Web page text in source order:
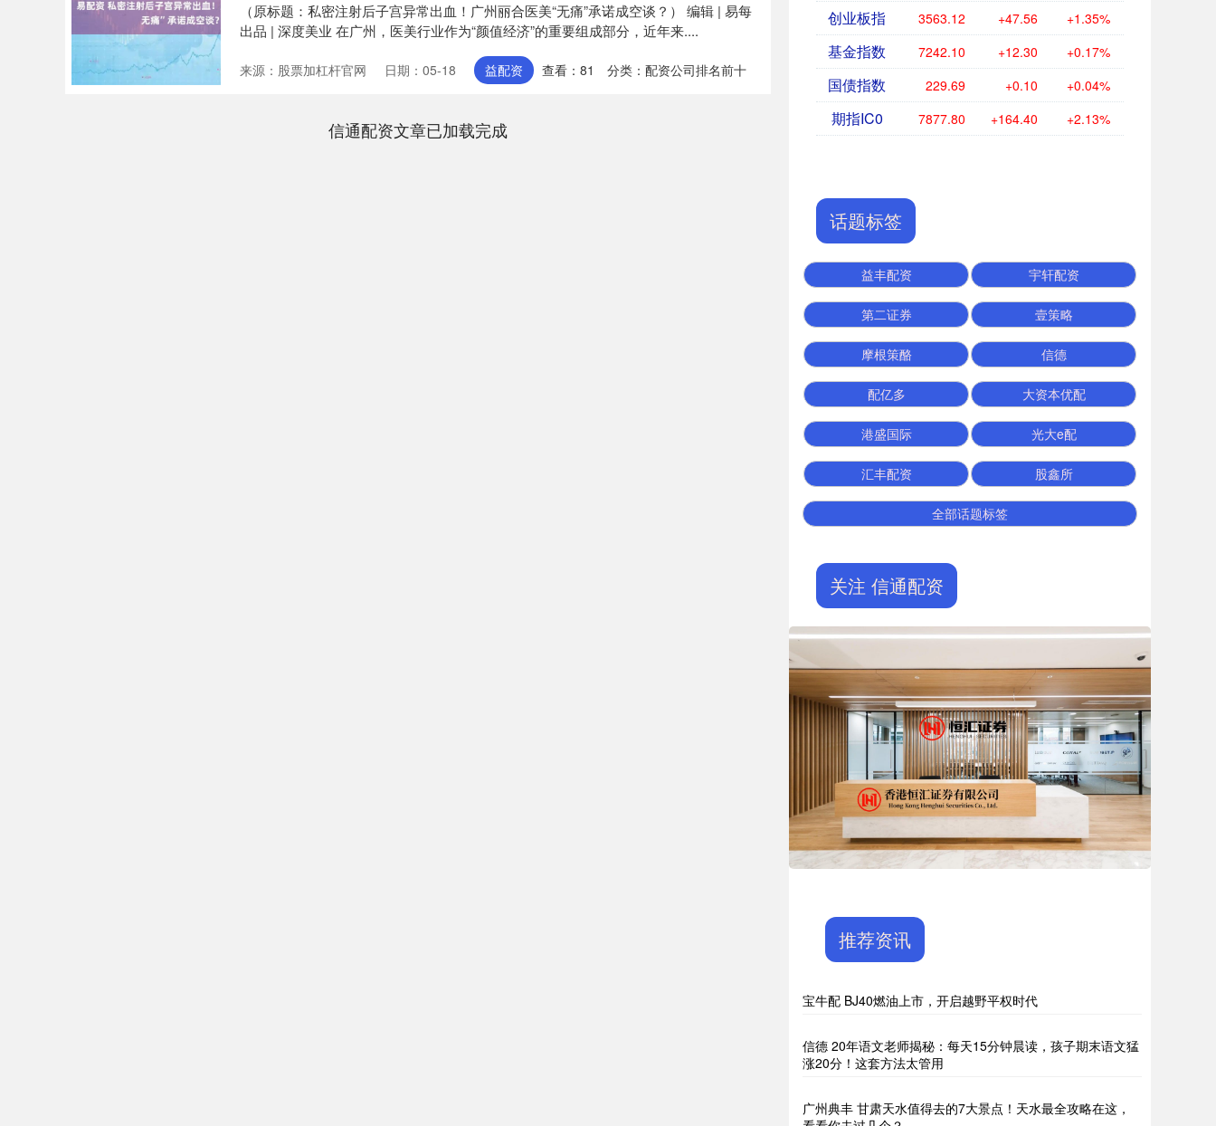
（原标题：私密注射后子宫异常出血！广州丽合医美“无痛”承诺成空谈？） 编辑 | 易每
出品 | 深度美业 在广州，医美行业作为“颜值经济”的重要组成部分，近年来....
来源：股票加杠杆官网 日期：05-18 益配资 查看：81 分类：配资公司排名前十
信通配资文章已加载完成
创业板指 3563.12 +47.56 +1.35%
基金指数 7242.10 +12.30 +0.17%
国债指数 229.69 +0.10 +0.04%
期指IC0 7877.80 +164.40 +2.13%
话题标签
益丰配资 宇轩配资
第二证券 壹策略
摩根策酪 信德
配亿多 大资本优配
港盛国际 光大e配
汇丰配资 股鑫所
全部话题标签
关注 信通配资
推荐资讯
宝牛配 BJ40燃油上市，开启越野平权时代
信德 20年语文老师揭秘：每天15分钟晨读，孩子期末语文猛
涨20分！这套方法太管用
广州典丰 甘肃天水值得去的7大景点！天水最全攻略在这，